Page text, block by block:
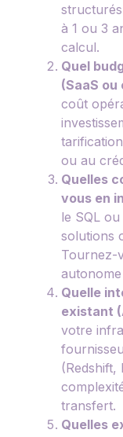
à 1 ou 3
calcul.
Quel
(SaaS ou
coût
ou au
Quelles
vous en
le SQL
solutions
Tournez-
Quelle
existant
votre
(Redshift,
transfert.
Quelles